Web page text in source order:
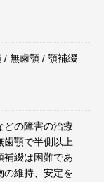
/ 無歯顎 / 顎補綴
どの障害の治療
歯顎で半側以上
補綴は困難であ
の維持、安定を